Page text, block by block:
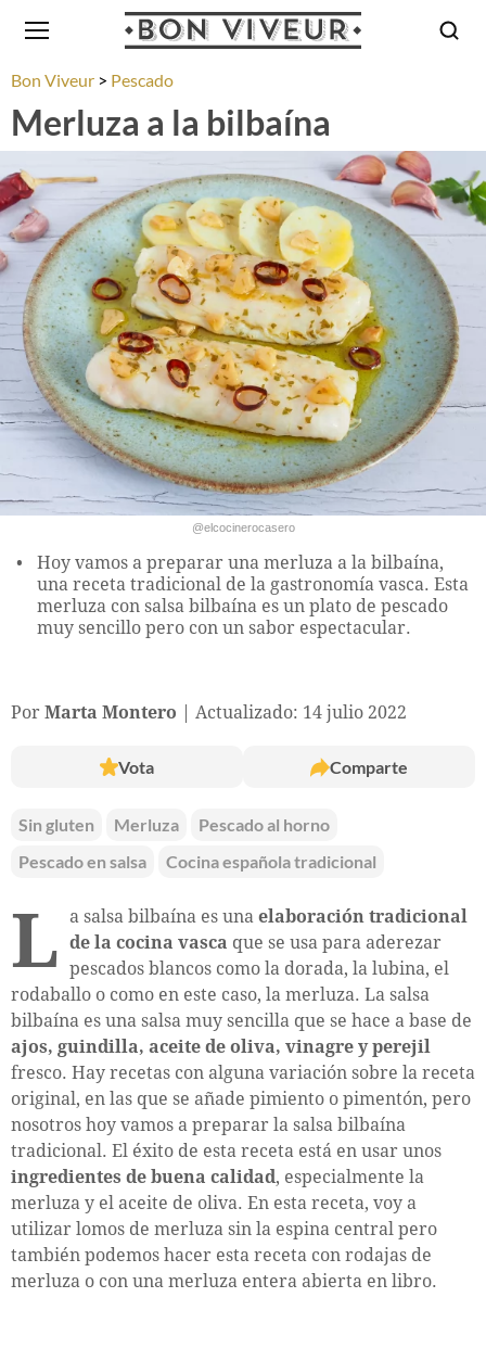
Bon Viveur Pescado
Merluza a la bilbaína
@elcocinerocasero
Hoy vamos a preparar una merluza a la bilbaína,
una receta tradicional de la gastronomía vasca. Esta
merluza con salsa bilbaína es un plato de pescado
muy sencillo pero con un sabor espectacular.
Por Marta Montero Actualizado: 14 julio 2022
Vota Comparte
Sin gluten Merluza
Pescado al horno
Pescado en salsa
Cocina española tradicional
L a salsa bilbaína es una elaboración tradicional
de la cocina vasca que se usa para aderezar
pescados blancos como la dorada, la lubina, el
rodaballo o como en este caso, la merluza. La salsa
bilbaína es una salsa muy sencilla que se hace a base de
ajos, guindilla, aceite de oliva, vinagre y perejil
fresco. Hay recetas con alguna variación sobre la receta
original, en las que se añade pimiento o pimentón, pero
nosotros hoy vamos a preparar la salsa bilbaína
tradicional. El éxito de esta receta está en usar unos
ingredientes de buena calidad, especialmente la
merluza y el aceite de oliva. En esta receta, voy a
utilizar lomos de merluza sin la espina central pero
también podemos hacer esta receta con rodajas de
merluza o con una merluza entera abierta en libro.